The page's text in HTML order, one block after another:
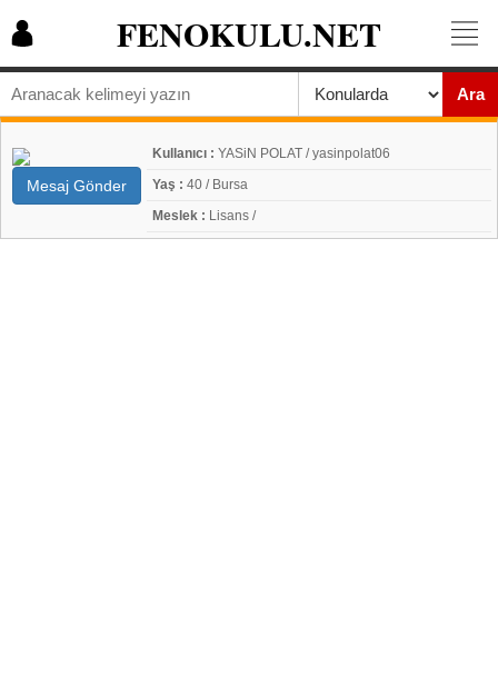
FENOKULU.NET
Ara
Mesaj Gönder
Kullanıcı : YASiN POLAT / yasinpolat06
Yaş : 40 / Bursa
Meslek : Lisans /